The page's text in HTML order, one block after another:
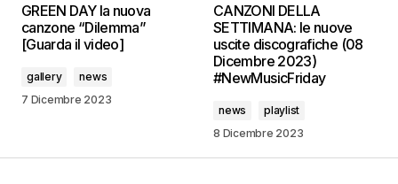
GREEN DAY la nuova
canzone “Dilemma”
[Guarda il video]
gallery
news
7 Dicembre 2023
CANZONI DELLA
SETTIMANA: le nuove
uscite discografiche (08
Dicembre 2023)
#NewMusicFriday
news
playlist
8 Dicembre 2023